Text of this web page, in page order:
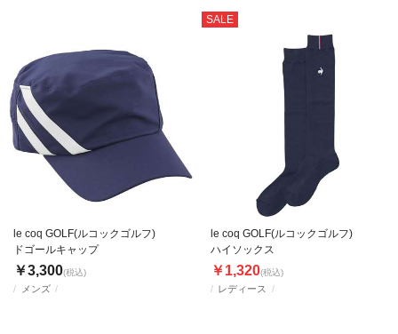
メンズ
le coq GOLF(ルコックゴルフ)
ドゴールキャップ
￥3,300(税込)
SALE
レディース
le coq GOLF(ルコックゴルフ)
ハイソックス
￥1,320(税込)